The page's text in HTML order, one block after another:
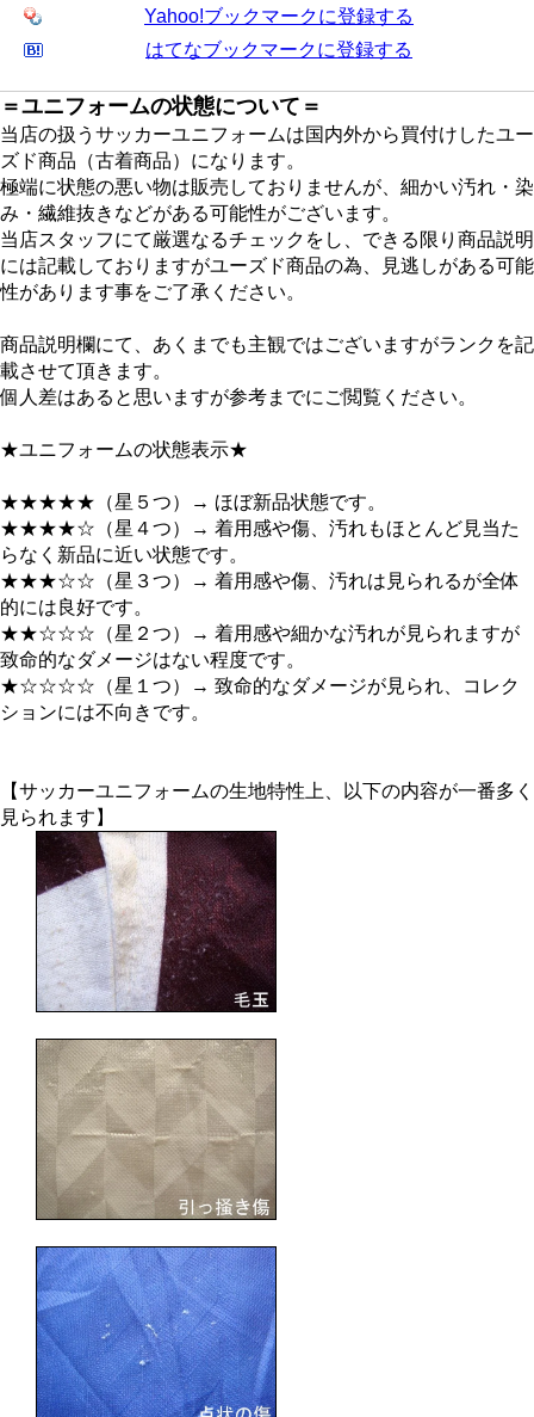
Yahoo!ブックマークに登録する
はてなブックマークに登録する
＝ユニフォームの状態について＝
当店の扱うサッカーユニフォームは国内外から買付けしたユー
ズド商品（古着商品）になります。
極端に状態の悪い物は販売しておりませんが、細かい汚れ・染
み・繊維抜きなどがある可能性がございます。
当店スタッフにて厳選なるチェックをし、できる限り商品説明
には記載しておりますがユーズド商品の為、見逃しがある可能
性があります事をご了承ください。
商品説明欄にて、あくまでも主観ではございますがランクを記
載させて頂きます。
個人差はあると思いますが参考までにご閲覧ください。
★ユニフォームの状態表示★
★★★★★（星５つ）→ ほぼ新品状態です。
★★★★☆（星４つ）→ 着用感や傷、汚れもほとんど見当た
らなく新品に近い状態です。
★★★☆☆（星３つ）→ 着用感や傷、汚れは見られるが全体
的には良好です。
★★☆☆☆（星２つ）→ 着用感や細かな汚れが見られますが
致命的なダメージはない程度です。
★☆☆☆☆（星１つ）→ 致命的なダメージが見られ、コレク
ションには不向きです。
【サッカーユニフォームの生地特性上、以下の内容が一番多く
見られます】